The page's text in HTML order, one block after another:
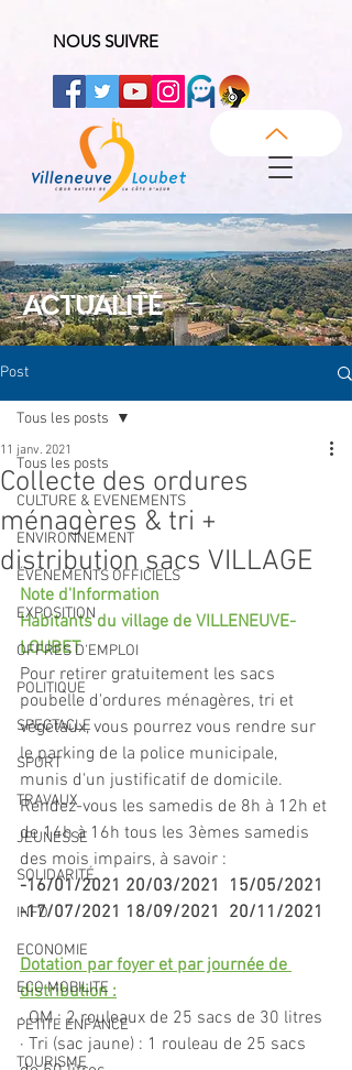
NOUS SUIVRE
ACTUALITÉ
Post
Tous les posts
CULTURE & EVENEMENTS
ENVIRONNEMENT
ÉVÉNEMENTS OFFICIELS
EXPOSITION
OFFRES D'EMPLOI
POLITIQUE
SPECTACLE
SPORT
TRAVAUX
JEUNESSE
SOLIDARITÉ
INFO
ECONOMIE
ECO MOBILITE
PETITE ENFANCE
TOURISME
Tous les posts
Collecte des ordures
ménagères & tri +
distribution sacs VILLAGE
11 janv. 2021
Note d'Information
Habitants du village de VILLENEUVE-
LOUBET
Pour retirer gratuitement les sacs
poubelle d'ordures ménagères, tri et
végétaux, vous pourrez vous rendre sur
le parking de la police municipale,
munis d'un justificatif de domicile.
Rendez-vous les samedis de 8h à 12h et
de 14h à 16h tous les 3èmes samedis
des mois impairs, à savoir :
-16/01/2021 20/03/2021
15/05/2021
-17/07/2021 18/09/2021 20/11/2021
Dotation par foyer et par journée de
distribution :
· OM : 2 rouleaux de 25 sacs de 30 litres
· Tri (sac jaune) : 1 rouleau de 25 sacs